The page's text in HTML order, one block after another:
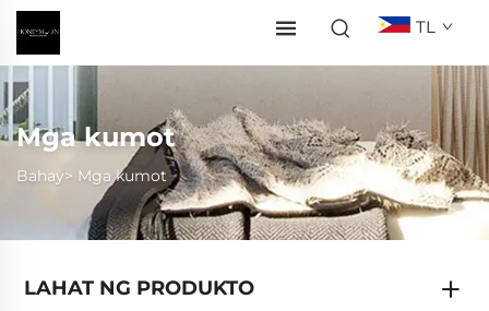
TL
Mga kumot
Bahay> Mga kumot
LAHAT NG PRODUKTO